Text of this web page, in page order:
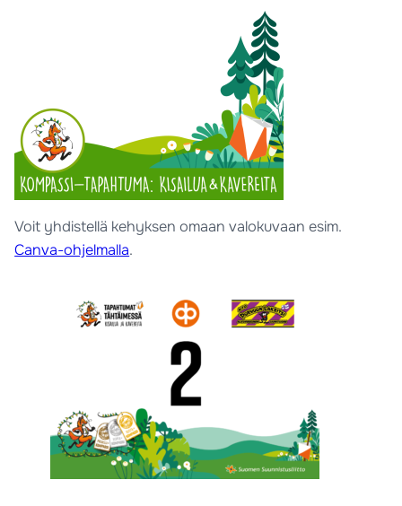
Voit yhdistellä kehyksen omaan valokuvaan esim.
Canva-ohjelmalla.